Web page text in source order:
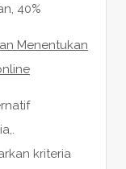
40%
Menentukan
kriteria